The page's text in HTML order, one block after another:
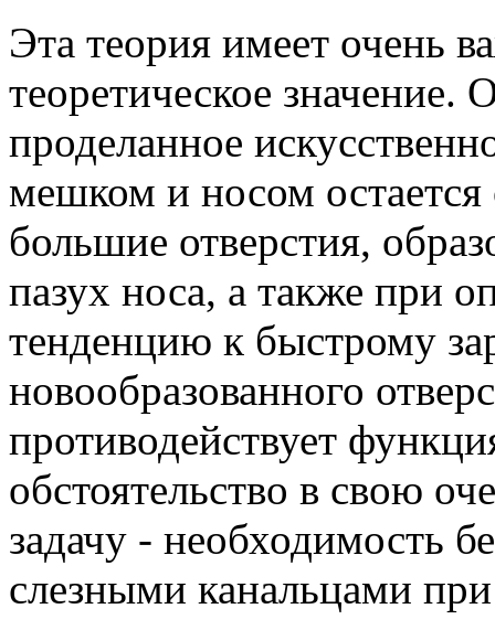
Эта теория имеет очень
теоретическое
проделанное
мешком и носом
большие отверстия,
пазух носа, а также при
тенденцию к быстрому
новообразованного
противодействует
обстоятельство в свою
задачу - необходимость
слезными канальцами